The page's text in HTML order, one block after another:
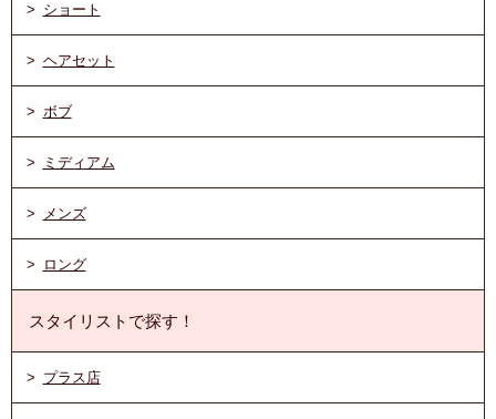
ショート
ヘアセット
ボブ
ミディアム
メンズ
ロング
スタイリストで探す！
プラス店